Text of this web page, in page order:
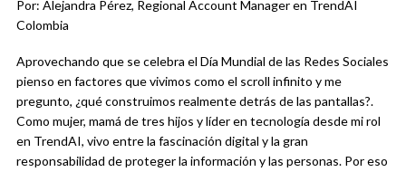
Por: Alejandra Pérez, Regional Account Manager en TrendAI
Colombia
Aprovechando que se celebra el Día Mundial de las Redes Sociales
pienso en factores que vivimos como el scroll infinito y me
pregunto, ¿qué construimos realmente detrás de las pantallas?.
Como mujer, mamá de tres hijos y líder en tecnología desde mi rol
en TrendAI, vivo entre la fascinación digital y la gran
responsabilidad de proteger la información y las personas. Por eso